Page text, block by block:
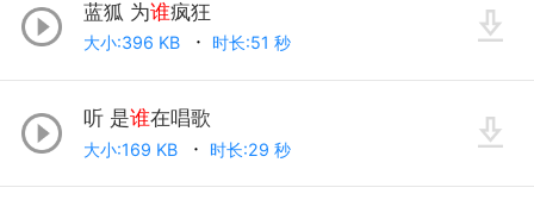
蓝狐 为谁疯狂
大小:396 KB 时长:51 秒
听 是谁在唱歌
大小:169 KB 时长:29 秒